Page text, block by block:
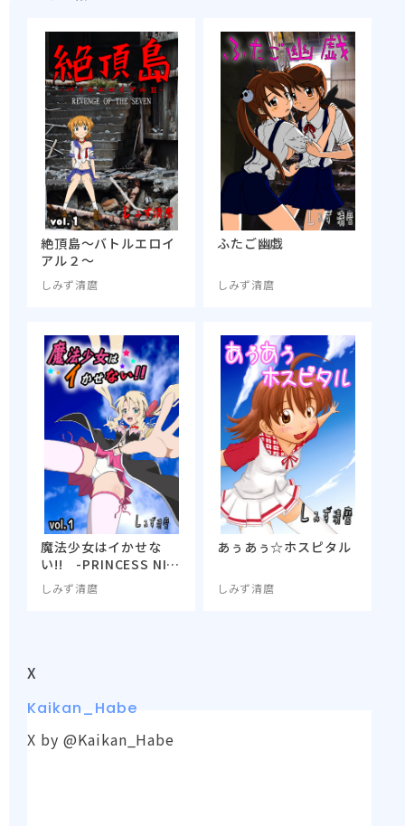
絶頂島～バトルエロイ
アル２～
しみず清麿
ふたご幽戯
しみず清麿
魔法少女はイかせな
い!! -PRINCESS NIG
HT-
しみず清麿
あぅあぅ☆ホスピタル
しみず清麿
X
Kaikan_Habe
X by @Kaikan_Habe